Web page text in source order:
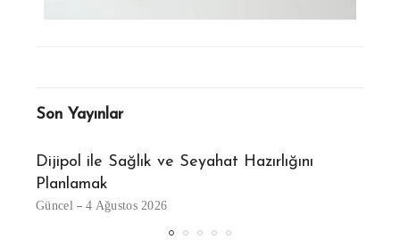
Son Yayınlar
Dijipol ile Sağlık ve Seyahat Hazırlığını
Planlamak
Güncel 4 Ağustos 2026